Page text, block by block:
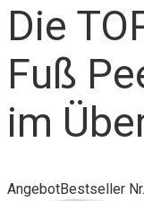
Die
Fuß
im
AngebotBestseller